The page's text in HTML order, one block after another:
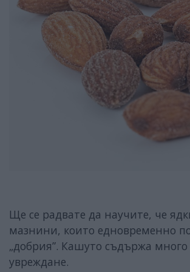
Ще се радвате да научите, че
мазнини, които едновременно
„добрия”. Кашуто съдържа
увреждане.